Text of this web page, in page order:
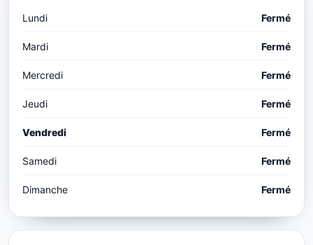
Lundi Fermé
Mardi Fermé
Mercredi Fermé
Jeudi Fermé
Vendredi Fermé
Samedi Fermé
Dimanche Fermé